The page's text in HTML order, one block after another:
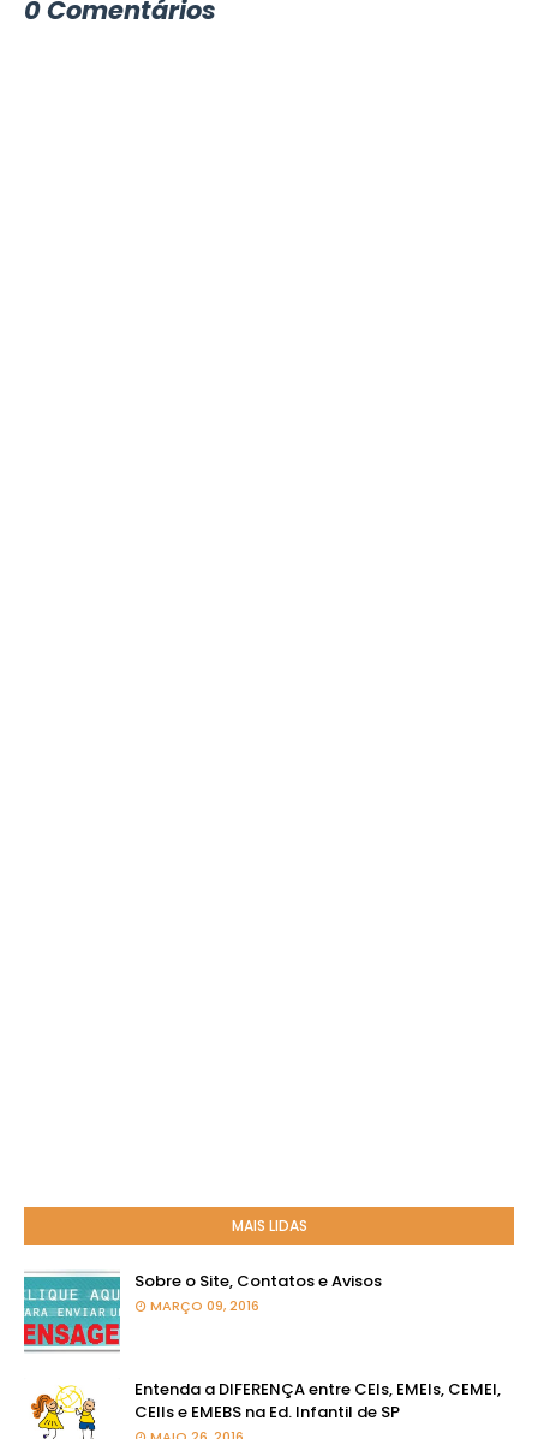
0 Comentários
MAIS LIDAS
Sobre o Site, Contatos e Avisos
MARÇO 09, 2016
Entenda a DIFERENÇA entre CEIs, EMEIs, CEMEI,
CEIIs e EMEBS na Ed. Infantil de SP